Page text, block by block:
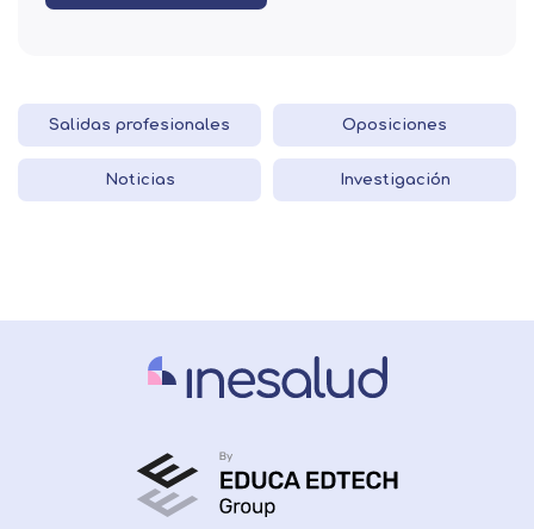
Salidas profesionales Oposiciones
Noticias Investigación